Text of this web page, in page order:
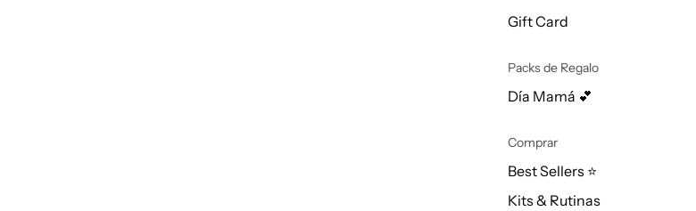
Gift Card
Packs de Regalo
Día Mamá 💕
Comprar
Best Sellers ⭐
Kits & Rutinas